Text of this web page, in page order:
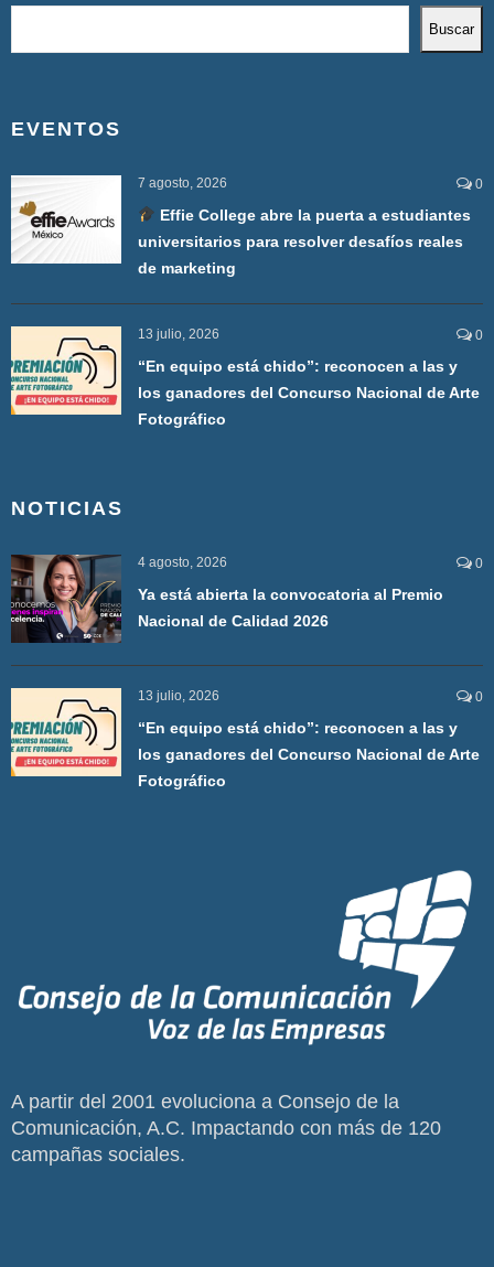
Buscar
EVENTOS
7 agosto, 2026 0
Effie College abre la puerta a estudiantes
universitarios para resolver desafíos reales
de marketing
13 julio, 2026 0
“En equipo está chido”: reconocen a las y
los ganadores del Concurso Nacional de Arte
Fotográfico
NOTICIAS
4 agosto, 2026 0
Ya está abierta la convocatoria al Premio
Nacional de Calidad 2026
13 julio, 2026 0
“En equipo está chido”: reconocen a las y
los ganadores del Concurso Nacional de Arte
Fotográfico
A partir del 2001 evoluciona a Consejo de la
Comunicación, A.C. Impactando con más de 120
campañas sociales.